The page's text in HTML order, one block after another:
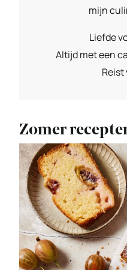
mijn
Liefde
Altijd met een
Reist
Zomer